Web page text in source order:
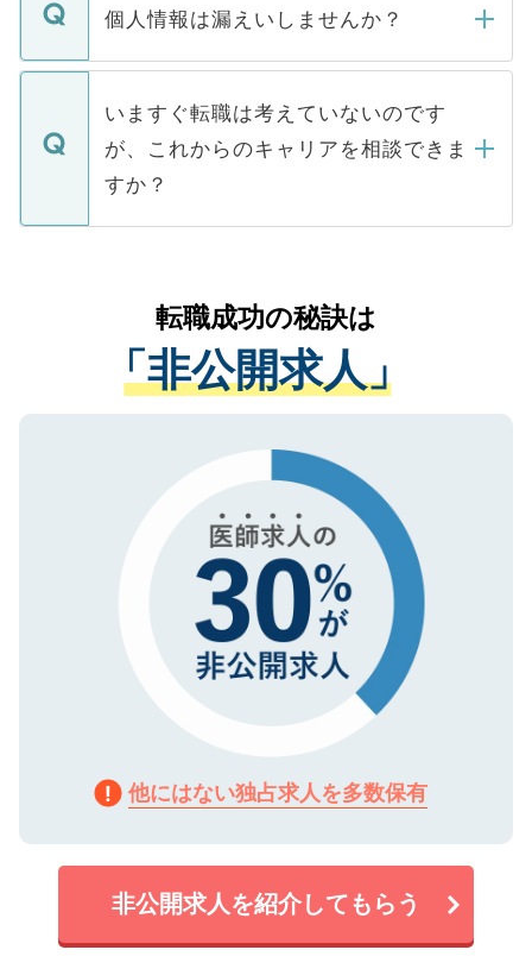
■応募殺到を避けるため 人気のある医療機
関を公にしてしまうと、応募が殺到する場
に、医療機関が求める条件に合った人材の
みを人材紹介会社に依頼するケースが増え
ています。
ん。また、仮に応募先から内定をいただい
定を承諾する必要はありません。内定先へ
の辞退の連絡はキャリアパートナーが行い
個人情報は漏えいしませんか？
個人情報が漏えいすることはありませんの
で、ご安心ください。当サイトからの登録
などで収集したご登録者様の個人情報は、
ご本人のキャリアアップおよび転職活動の
支援を目的に使用いたします。お預かりし
ているすべての個人データはご本人の許可
は、個人情報の取り扱いについての厳密な
管理基準を満たした事業者のみに付与され
る、プライバシーマークを取得済みです。
で、機密保持に関してもご安心ください。
いますぐ転職は考えていないのです
が、これからのキャリアを相談できま
すか？
かがいして、現在の医療機関の状況や紹介
経験をまじえながら、適切なアドバイスを
させていただきます。すぐにご転職をされ
ない方には、長期的なサポートが可能です
ので、まずはご登録ください。
転職成功の秘訣は
「非公開求人」
他にはない独占求人を多数保有
非公開求人を紹介してもらう